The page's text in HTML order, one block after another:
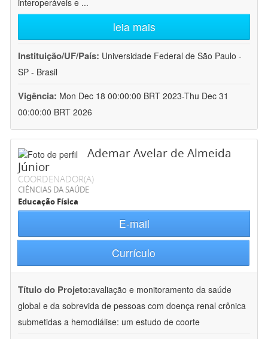
interoperáveis e ...
leia mais
Instituição/UF/País: Universidade Federal de São Paulo -
SP - Brasil
Vigência: Mon Dec 18 00:00:00 BRT 2023-Thu Dec 31
00:00:00 BRT 2026
Ademar Avelar de Almeida
Júnior
COORDENADOR(A)
CIÊNCIAS DA SAÚDE
Educação Física
E-mail
Currículo
Título do Projeto:avaliação e monitoramento da saúde
global e da sobrevida de pessoas com doença renal crônica
submetidas a hemodiálise: um estudo de coorte